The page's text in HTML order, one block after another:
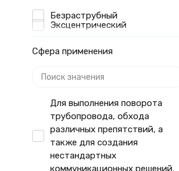
Безраструбный
Эксцентрический
Сфера применения
Для выполнения поворота
трубопровода, обхода
различных препятствий, а
также для создания
нестандартных
коммуникационных решений.